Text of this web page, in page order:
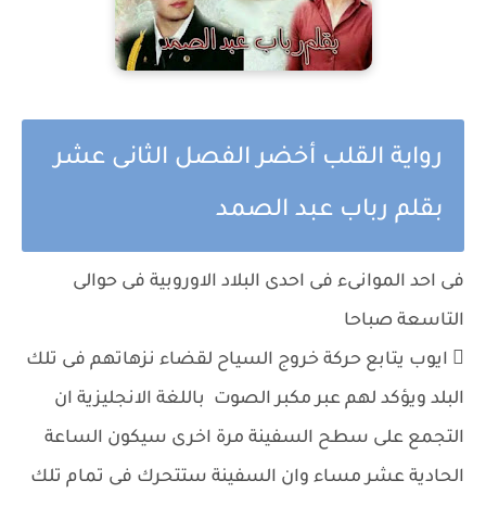
رواية القلب أخضر الفصل الثانى عشر
بقلم رباب عبد الصمد
فى احد الموانىء فى احدى البلاد الاوروبية فى حوالى
التاسعة صباحا
 ايوب يتابع حركة خروج السياح لقضاء نزهاتهم فى تلك
البلد ويؤكد لهم عبر مكبر الصوت باللغة الانجليزية ان
التجمع على سطح السفينة مرة اخرى سيكون الساعة
الحادية عشر مساء وان السفينة ستتحرك فى تمام تلك